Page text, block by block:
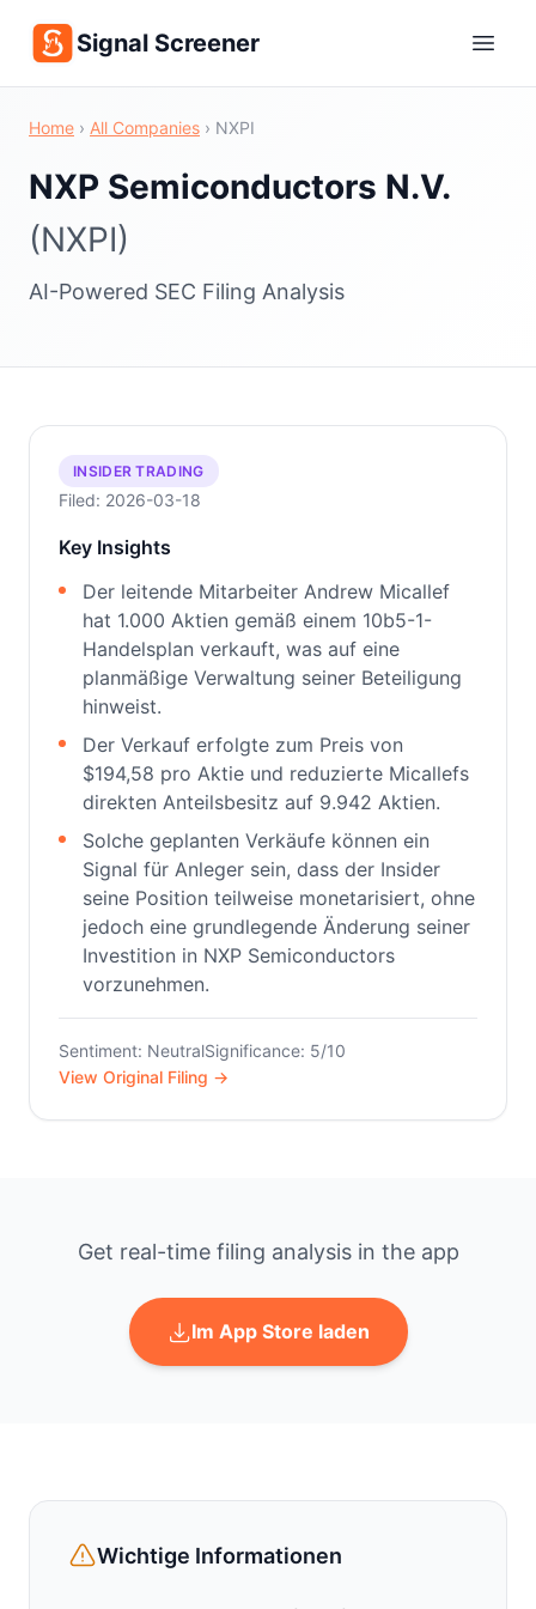
Signal Screener
Home › All Companies › NXPI
NXP Semiconductors N.V.
(NXPI)
AI-Powered SEC Filing Analysis
INSIDER TRADING
Filed: 2026-03-18
Key Insights
Der leitende Mitarbeiter Andrew Micallef
hat 1.000 Aktien gemäß einem 10b5-1-
Handelsplan verkauft, was auf eine
planmäßige Verwaltung seiner Beteiligung
hinweist.
Der Verkauf erfolgte zum Preis von
$194,58 pro Aktie und reduzierte Micallefs
direkten Anteilsbesitz auf 9.942 Aktien.
Solche geplanten Verkäufe können ein
Signal für Anleger sein, dass der Insider
seine Position teilweise monetarisiert, ohne
jedoch eine grundlegende Änderung seiner
Investition in NXP Semiconductors
vorzunehmen.
Sentiment: NeutralSignificance: 5/10
View Original Filing →
Get real-time filing analysis in the app
Im App Store laden
Wichtige Informationen